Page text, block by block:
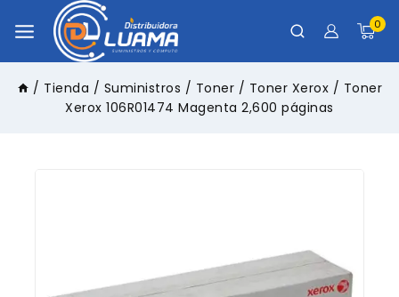
0
/ Tienda / Suministros / Toner / Toner Xerox / Toner
Xerox 106R01474 Magenta 2,600 páginas